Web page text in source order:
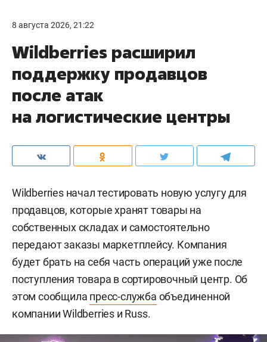
8 августа 2026, 21:22
Wildberries расширил
поддержку продавцов
после атак
на логистические центры
Wildberries начал тестировать новую услугу для
продавцов, которые хранят товары на
собственных складах и самостоятельно
передают заказы маркетплейсу. Компания
будет брать на себя часть операций уже после
поступления товара в сортировочный центр. Об
этом сообщила пресс-служба объединенной
компании Wildberries и Russ.